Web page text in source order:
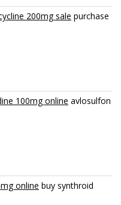
200mg sale purchase
100mg online avlosulfon
online buy synthroid